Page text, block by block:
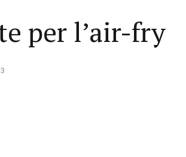
per l’air-fry